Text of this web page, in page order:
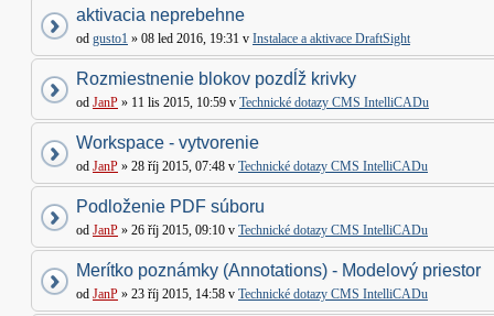
aktivacia neprebehne
od gusto1 » 08 led 2016, 19:31 v Instalace a aktivace DraftSight
Rozmiestnenie blokov pozdĺž krivky
od JanP » 11 lis 2015, 10:59 v Technické dotazy CMS IntelliCADu
Workspace - vytvorenie
od JanP » 28 říj 2015, 07:48 v Technické dotazy CMS IntelliCADu
Podloženie PDF súboru
od JanP » 26 říj 2015, 09:10 v Technické dotazy CMS IntelliCADu
Merítko poznámky (Annotations) - Modelový priestor
od JanP » 23 říj 2015, 14:58 v Technické dotazy CMS IntelliCADu